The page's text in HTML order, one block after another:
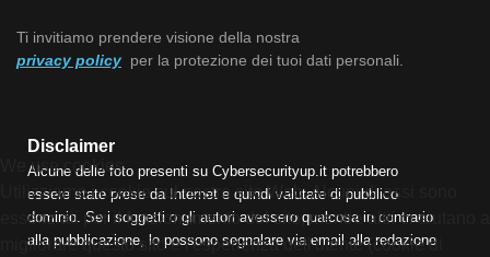
Ti invitiamo prendere visione della nostra
privacy policy per la protezione dei tuoi dati personali.
Disclaimer
Alcune delle foto presenti su Cybersecurityup.it potrebbero
essere state prese da Internet e quindi valutate di pubblico
dominio. Se i soggetti o gli autori avessero qualcosa in contrario
alla pubblicazione, lo possono segnalare via email alla redazione
We use cookies
Utilizziamo i cookie sul nostro sito Web. Alcuni di essi sono
essenziali per il funzionamento del sito, mentre altri ci aiutano a
migliorare questo sito e l'esperienza dell'utente (cookie di